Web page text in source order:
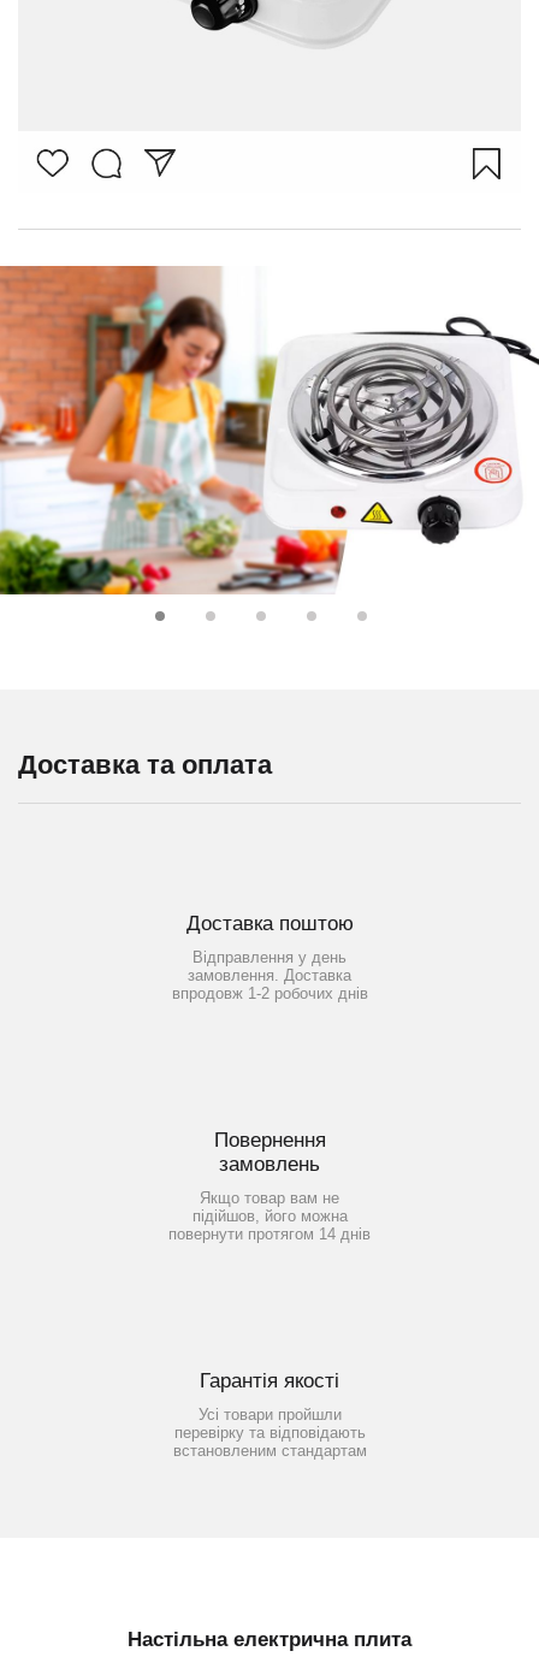
Доставка та оплата
Доставка поштою
Відправлення у день
замовлення. Доставка
впродовж 1-2 робочих днів
Повернення
замовлень
Якщо товар вам не
підійшов, його можна
повернути протягом 14 днів
Гарантія якості
Усі товари пройшли
перевірку та відповідають
встановленим стандартам
Настільна електрична плита